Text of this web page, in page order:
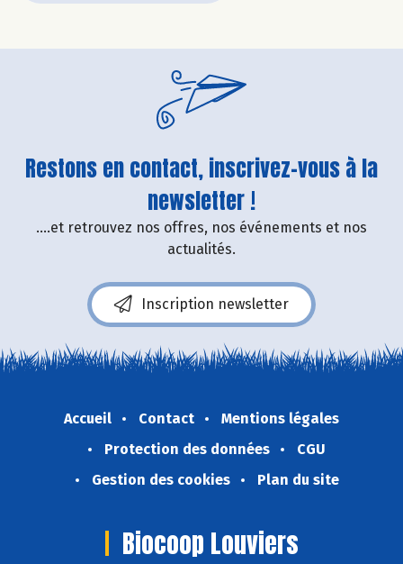
Restons en contact, inscrivez-vous à la
newsletter !
....et retrouvez nos offres, nos événements et nos
actualités.
Inscription newsletter
Accueil Contact
Mentions légales
Protection des données
CGU
Gestion des cookies
Plan du site
Biocoop Louviers